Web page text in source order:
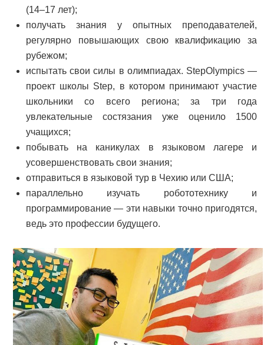
(14–17 лет);
получать знания у опытных преподавателей,
регулярно повышающих свою квалификацию за
рубежом;
испытать свои силы в олимпиадах. StepOlympics —
проект школы Step, в котором принимают участие
школьники со всего региона; за три года
увлекательные состязания уже оценило 1500
учащихся;
побывать на каникулах в языковом лагере и
усовершенствовать свои знания;
отправиться в языковой тур в Чехию или США;
параллельно изучать робототехнику и
программирование — эти навыки точно пригодятся,
ведь это профессии будущего.